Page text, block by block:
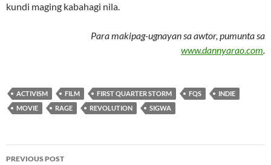
kundi maging kabahagi nila.
Para makipag-ugnayan sa awtor, pumunta sa
www.dannyarao.com.
ACTIVISM FILM FIRST QUARTER STORM FQS
INDIE
MOVIE
RAGE REVOLUTION SIGWA
Post
PREVIOUS POST